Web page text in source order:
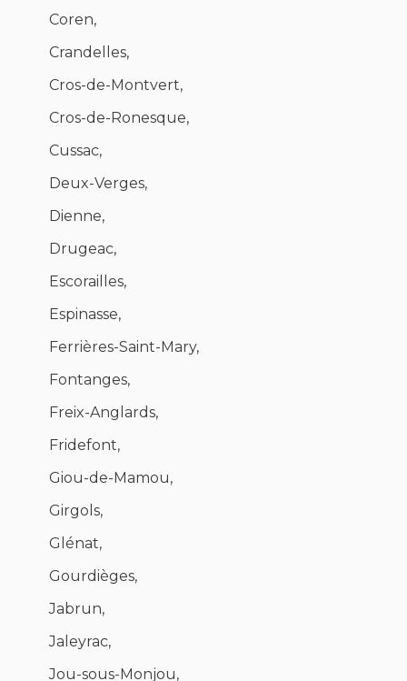
Coren,
Crandelles,
Cros-de-Montvert,
Cros-de-Ronesque,
Cussac,
Deux-Verges,
Dienne,
Drugeac,
Escorailles,
Espinasse,
Ferrières-Saint-Mary,
Fontanges,
Freix-Anglards,
Fridefont,
Giou-de-Mamou,
Girgols,
Glénat,
Gourdièges,
Jabrun,
Jaleyrac,
Jou-sous-Monjou,